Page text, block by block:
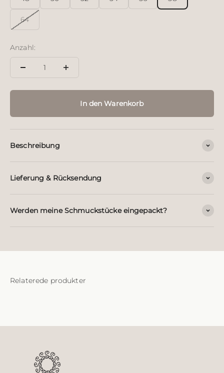
64
Anzahl:
In den Warenkorb
Beschreibung
Lieferung & Rücksendung
Werden meine Schmuckstücke eingepackt?